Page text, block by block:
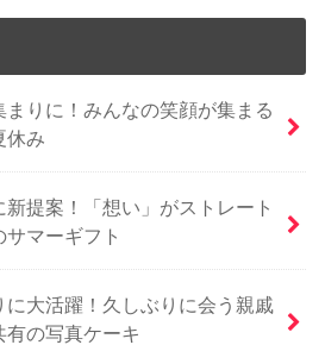
りに！みんなの笑顔が集まる
休み
提案！「想い」がストレート
マーギフト
大活躍！久しぶりに会う親戚
有の写真ケーキ